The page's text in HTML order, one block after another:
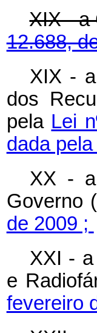
XIX -
12.688,
XIX -
dos
pela Lei
dada
XX - a
Governo
de 2009 ;
XXI -
e
fevereiro